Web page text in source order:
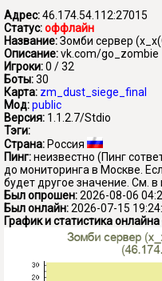
Адрес:46.174.54.112:27015
Статус:оффлайн
Название:Зомби сервер
Описание:vk.com/go_zombie
Игроки:0 / 32
Боты:30
Карта: zm_dust_siege_final
Мод:public
Версия: 1.1.2.7/Stdio
Тэги:
Страна: Россия
Пинг:неизвестно (Пинг
до мониторинга в Москве.
будет другое значение. См. в
Был опрошен:2026-08-06
Был онлайн:2026-07-15
График и статистика